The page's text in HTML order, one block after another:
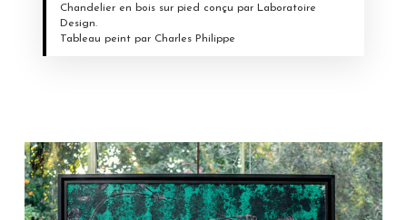
Chandelier en bois sur pied conçu par Laboratoire
Design.
Tableau peint par Charles Philippe